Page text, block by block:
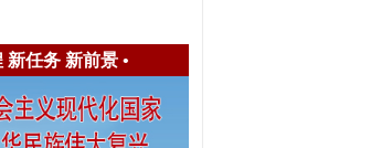
新任务 新前景•